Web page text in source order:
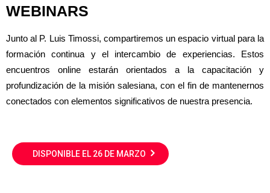
WEBINARS
Junto al P. Luis Timossi, compartiremos un espacio virtual para la
formación continua y el intercambio de experiencias. Estos
encuentros online estarán orientados a la capacitación y
profundización de la misión salesiana, con el fin de mantenernos
conectados con elementos significativos de nuestra presencia.
DISPONIBLE EL 26 DE MARZO